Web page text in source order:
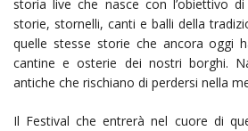
storia live che nasce con l’obiettivo
storie, stornelli, canti e balli della
quelle stesse storie che ancora oggi
cantine e osterie dei nostri borghi.
antiche che rischiano di perdersi nella
Il Festival che entrerà nel cuore di